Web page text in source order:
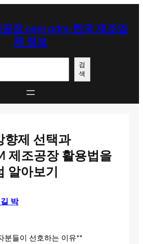
장 oem odm-한국 제조업
체 정보
검
색
향제 선택과
제조공장 활용법을
알아보기
박
분들이 선호하는 이유**